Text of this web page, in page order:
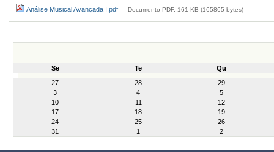
Análise Musical Avançada I.pdf — Documento PDF, 161 KB (165865 bytes)
Se Te
Qu
27
28
29
3
4
5
10
11
12
17
18
19
24
25
26
31
1 2